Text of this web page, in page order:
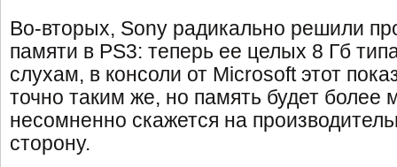
Во-вторых, Sony радикально решили
памяти в PS3: теперь ее целых 8 Гб
слухам, в консоли от Microsoft этот
точно таким же, но память будет более
несомненно скажется на
сторону.